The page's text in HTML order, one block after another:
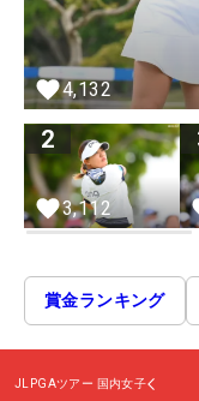
4,132
2
3,112
賞金ランキング
JLPGAツアー 国内女子